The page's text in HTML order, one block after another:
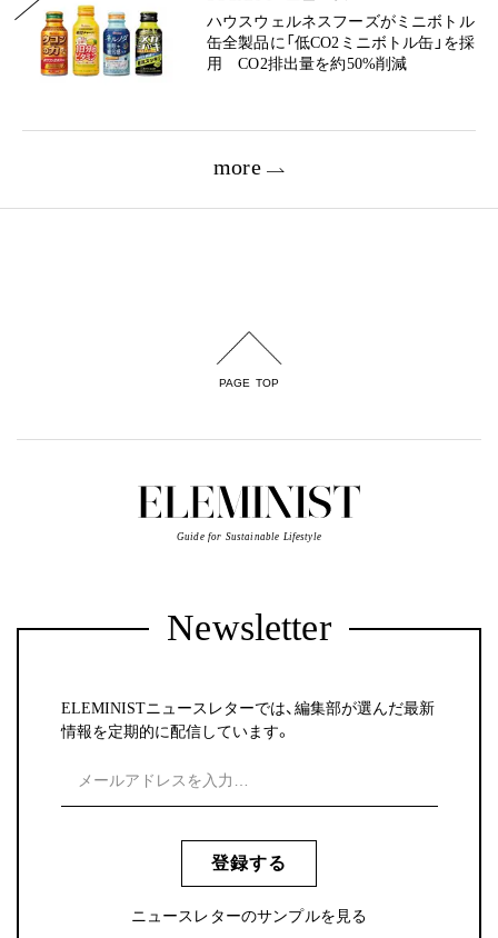
ハウスウェルネスフーズがミニボトル
缶全製品に「低CO2ミニボトル缶」を採
用 CO2排出量を約50%削減
more
PAGE TOP
Guide for Sustainable Lifestyle
Newsletter
ELEMINISTニュースレターでは、編集部が選んだ最新
情報を定期的に配信しています。
登録する
ニュースレターのサンプルを見る